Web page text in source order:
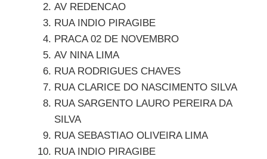
AV REDENCAO
RUA INDIO PIRAGIBE
PRACA 02 DE NOVEMBRO
AV NINA LIMA
RUA RODRIGUES CHAVES
RUA CLARICE DO NASCIMENTO SILVA
RUA SARGENTO LAURO PEREIRA DA
SILVA
RUA SEBASTIAO OLIVEIRA LIMA
RUA INDIO PIRAGIBE